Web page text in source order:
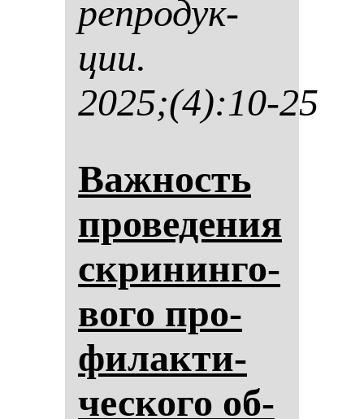
реп­ро­дук­
ции.
2025;(4):10-25
Важ­ность
про­ве­де­ния
скри­нин­го­
во­го про­
фи­лак­ти­
чес­ко­го об­